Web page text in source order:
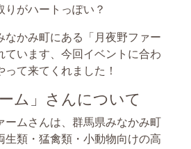
りがハートっぽい？
かみ町にある「月夜野ファー
ています、今回イベントに合わ
て来てくれました！
ム」さんについて
ームさんは、群馬県みなかみ町
生類・猛禽類・小動物向けの高